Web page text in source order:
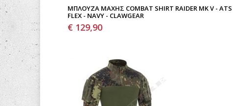
ΜΠΛΟΎΖΑ ΜΆΧΗΣ COMBAT SHIRT RAIDER MK V - ATS
FLEX - NAVY - CLAWGEAR
€ 129,90